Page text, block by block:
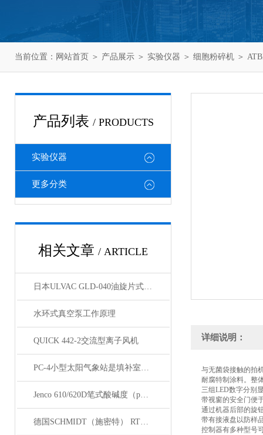
当前位置： 网站首页 ＞ 产品展示 ＞ 实验仪器 ＞ 细胞粉碎机 ＞
产品列表 / PRODUCTS
实验仪器
更多分类
相关文章 / ARTICLE
日本ULVAC GLD-040油旋片式真空泵技术资料
水环式真空泵工作原理
QUICK 442-2交流型离子风机
PC-4小型太阳气象站是填补室内空间地区上气候检测统计数据空白页的关键
Jenco 610/620D笔式酸碱度（pH）计
德国SCHMIDT（施密特） RTM-400皮带张力仪技术参数
详细说明：
与无菌袋接触的拍
耐腐特制涂料。整
三组LED数字分别
带视窗的安全门便
通过机器后部的旋
带有接液盘以防样
控制器有多种型号